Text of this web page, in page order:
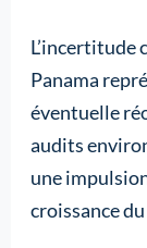
L’incertitude
Panama
éventuelle
audits
une
croissance